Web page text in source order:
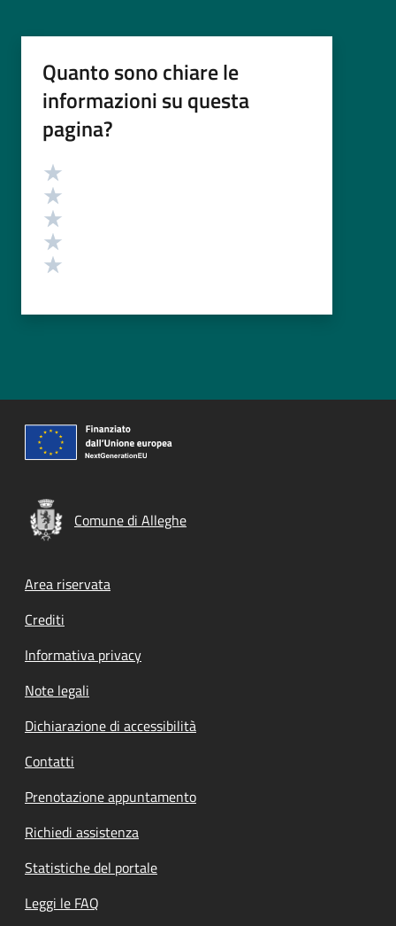
Quanto sono chiare le
informazioni su questa
pagina?
Valutazione
Comune di Alleghe
Footer menu
Area riservata
Crediti
Informativa privacy
Note legali
Dichiarazione di accessibilità
Contatti
Prenotazione appuntamento
Richiedi assistenza
Statistiche del portale
Leggi le FAQ